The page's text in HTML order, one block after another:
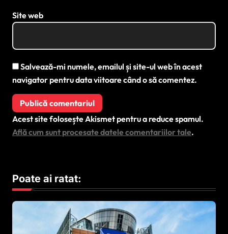
Site web
Salvează-mi numele, emailul și site-ul web în acest
navigator pentru data viitoare când o să comentez.
Acest site folosește Akismet pentru a reduce spamul.
Află cum sunt procesate datele comentariilor tale.
Poate ai ratat: